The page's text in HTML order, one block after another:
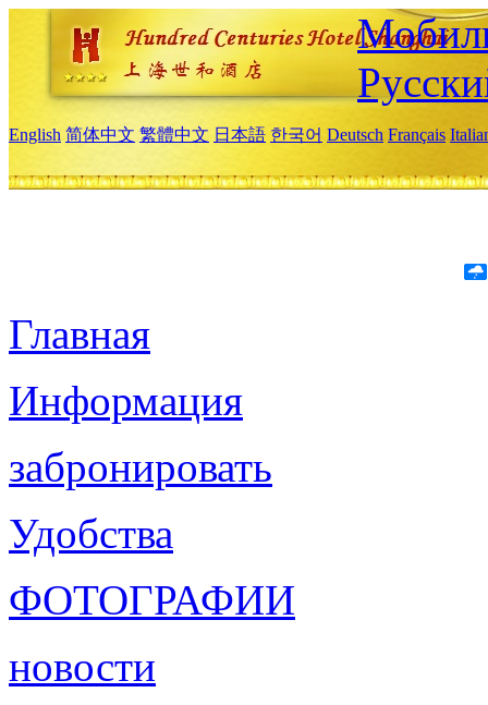
English 简体中文 繁體中文 日本語 한국어 Deutsch Français
Главная
Информация
забронировать
Удобства
ФОТОГРАФИИ
новости